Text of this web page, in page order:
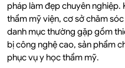
pháp làm đẹp chuyên nghiệp.
thẩm mỹ viện, cơ sở chăm
danh mục thường gặp gồm
bị công nghệ cao, sản phẩm
phục vụ y học thẩm mỹ.